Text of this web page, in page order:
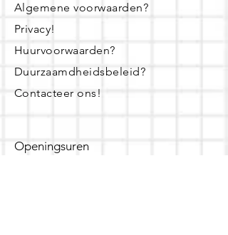
Algemene voorwaarden?
Privacy!
Huurvoorwaarden?
Duurzaamdheidsbeleid?
Contacteer ons!
Openingsuren